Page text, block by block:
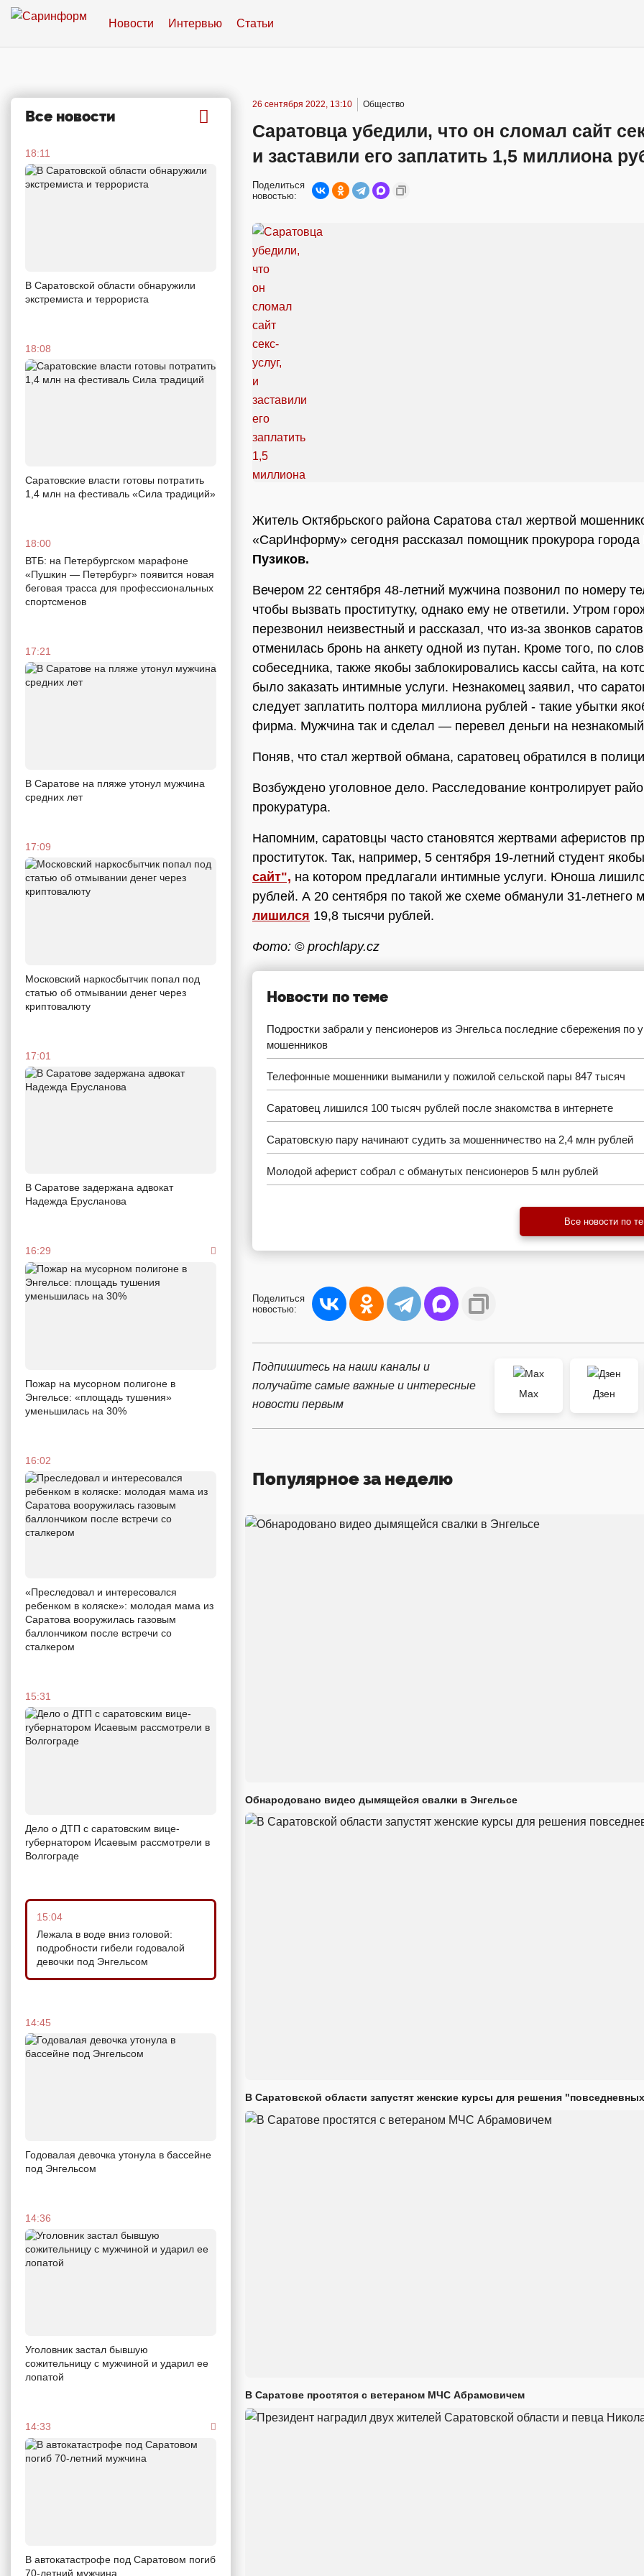
Новости Интервью Статьи
Все новости
18:11
В Саратовской области обнаружили
экстремиста и террориста
18:08
Саратовские власти готовы потратить
1,4 млн на фестиваль «Сила традиций»
18:00
ВТБ: на Петербургском марафоне
«Пушкин — Петербург» появится новая
беговая трасса для профессиональных
спортсменов
17:21
В Саратове на пляже утонул мужчина
средних лет
17:09
Московский наркосбытчик попал под
статью об отмывании денег через
криптовалюту
17:01
В Саратове задержана адвокат
Надежда Ерусланова
16:29
Пожар на мусорном полигоне в
Энгельсе: «площадь тушения»
уменьшилась на 30%
16:02
«Преследовал и интересовался
ребенком в коляске»: молодая мама из
Саратова вооружилась газовым
баллончиком после встречи со
сталкером
15:31
Дело о ДТП с саратовским вице-
губернатором Исаевым рассмотрели в
Волгограде
15:04
Лежала в воде вниз головой:
подробности гибели годовалой
девочки под Энгельсом
14:45
Годовалая девочка утонула в бассейне
под Энгельсом
14:36
Уголовник застал бывшую
сожительницу с мужчиной и ударил ее
лопатой
14:33
В автокатастрофе под Саратовом погиб
70-летний мужчина
26 сентября 2022, 13:10 Общество
Саратовца убедили, что он сломал сайт
и заставили его заплатить 1,5 миллиона
Поделиться
новостью:
Житель Октябрьского района Саратова стал жертвой
«СарИнформу» сегодня рассказал помощник прокурора города
Пузиков.
Вечером 22 сентября 48-летний мужчина позвонил по номеру
чтобы вызвать проститутку, однако ему не ответили. Утром
перезвонил неизвестный и рассказал, что из-за звонков
отменилась бронь на анкету одной из путан. Кроме того, по
собеседника, также якобы заблокировались кассы сайта, на
было заказать интимные услуги. Незнакомец заявил, что
следует заплатить полтора миллиона рублей - такие убытки
фирма. Мужчина так и сделал — перевел деньги на незнакомый
Поняв, что стал жертвой обмана, саратовец обратился в
Возбуждено уголовное дело. Расследование контролирует
прокуратура.
Напомним, саратовцы часто становятся жертвами аферистов
проституток. Так, например, 5 сентября 19-летний студент якобы
сайт", на котором предлагали интимные услуги. Юноша
рублей. А 20 сентября по такой же схеме обманули 31-летнего
лишился 19,8 тысячи рублей.
Фото: © prochlapy.cz
Новости по теме
Подростки забрали у пенсионеров из Энгельса последние сбережения по
мошенников
Телефонные мошенники выманили у пожилой сельской пары 847 тысяч
Саратовец лишился 100 тысяч рублей после знакомства в интернете
Саратовскую пару начинают судить за мошенничество на 2,4 млн рублей
Молодой аферист собрал с обманутых пенсионеров 5 млн рублей
Все новости по
Поделиться
новостью:
Подпишитесь на наши каналы и
получайте самые важные и интересные
новости первым
Max Дзен
Популярное за неделю
Обнародовано видео дымящейся свалки в Энгельсе
В Саратовской области запустят женские курсы для решения
В Саратове простятся с ветераном МЧС Абрамовичем